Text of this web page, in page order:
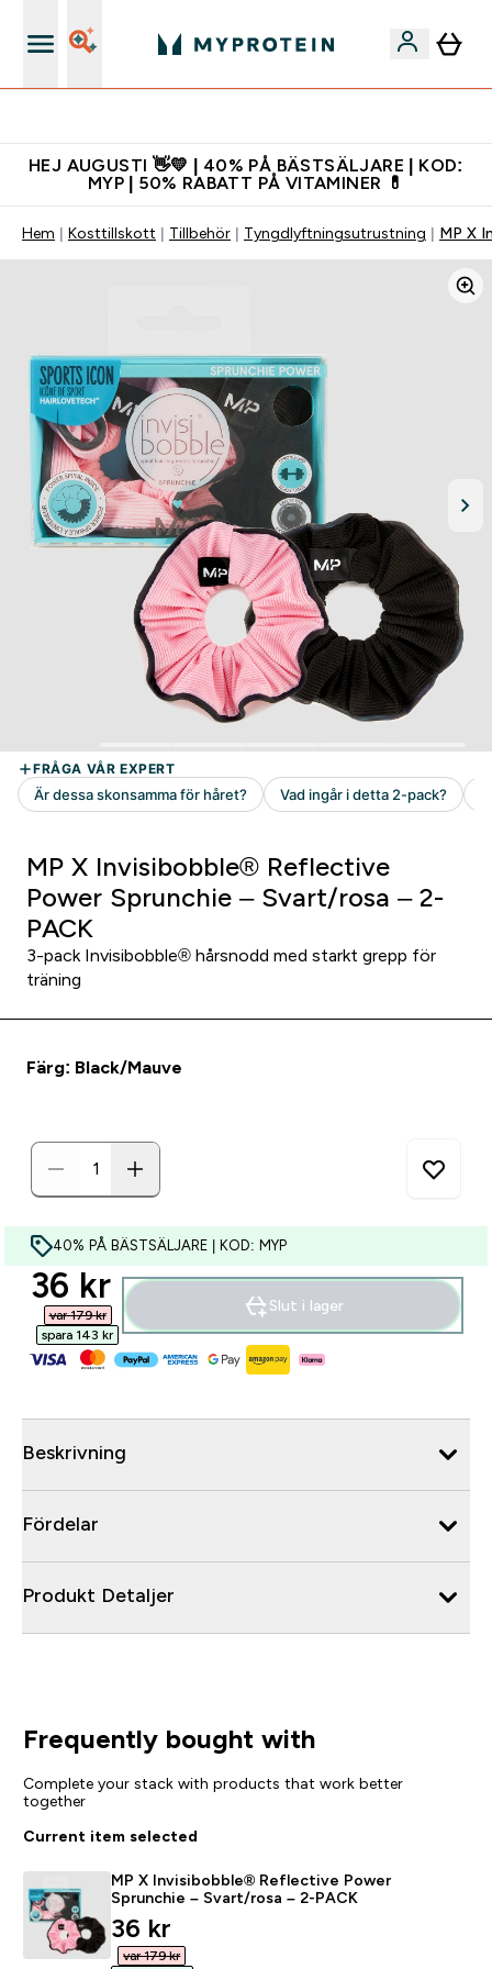
HEJ AUGUSTI 👋💛 | 40% PÅ BÄSTSÄLJARE | KOD:
MYP | 50% RABATT PÅ VITAMINER 💊
Hem Kosttillskott Tillbehör Tyngdlyftningsutrustning MP X
MP X Invisibobble® Reflective
Power Sprunchie – Svart/rosa – 2-
PACK
3-pack Invisibobble® hårsnodd med starkt grepp för
träning
Färg: Black/Mauve
40% PÅ BÄSTSÄLJARE | KOD: MYP
discounted price
36 kr‎
var 179 kr‎
spara 143 kr‎
Slut i lager
Beskrivning
Fördelar
Produkt Detaljer
Frequently bought with
Complete your stack with products that work better
together
Current item selected
MP X Invisibobble® Reflective Power
Sprunchie – Svart/rosa – 2-PACK
discounted price
36 kr‎
var 179 kr‎